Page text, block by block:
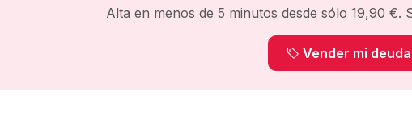
Alta en menos de 5 minutos desde sólo 19,90 €.
Vender mi deuda